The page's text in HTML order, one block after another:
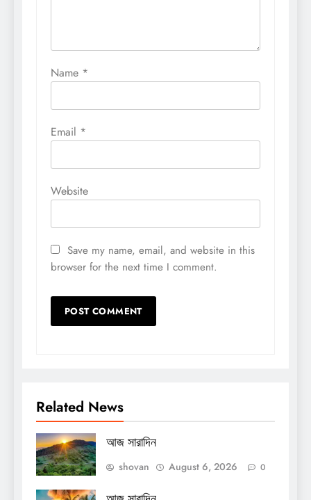
Name *
Email *
Website
Save my name, email, and website in this
browser for the next time I comment.
Related News
আজ সারাদিন
shovan August 6, 2026 0